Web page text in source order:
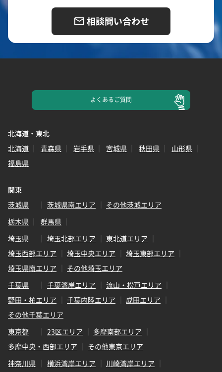
相談問い合わせ
よくあるご質問
北海道・東北
北海道
青森県 岩手県 宮城県 秋田県
山形県
福島県
関東
茨城県
茨城県南エリア
その他茨城エリア
栃木県
群馬県
埼玉県
埼玉北部エリア
東北道エリア
埼玉西部エリア
埼玉中央エリア
埼玉東部エリア
埼玉県南エリア
その他埼玉エリア
千葉県
千葉湾岸エリア
流山・松戸エリア
野田・柏エリア
千葉内陸エリア
成田エリア
その他千葉エリア
東京都
23区エリア
多摩南部エリア
多摩中央・西部エリア
その他東京エリア
神奈川県
横浜湾岸エリア
川崎湾岸エリア